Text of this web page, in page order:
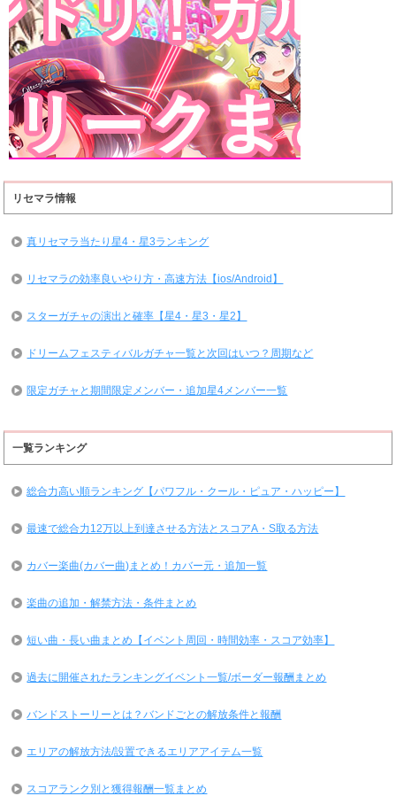
リセマラ情報
真リセマラ当たり星4・星3ランキング
リセマラの効率良いやり方・高速方法【ios/Android】
スターガチャの演出と確率【星4・星3・星2】
ドリームフェスティバルガチャ一覧と次回はいつ？周期など
限定ガチャと期間限定メンバー・追加星4メンバー一覧
一覧ランキング
総合力高い順ランキング【パワフル・クール・ピュア・ハッピー】
最速で総合力12万以上到達させる方法とスコアA・S取る方法
カバー楽曲(カバー曲)まとめ！カバー元・追加一覧
楽曲の追加・解禁方法・条件まとめ
短い曲・長い曲まとめ【イベント周回・時間効率・スコア効率】
過去に開催されたランキングイベント一覧/ボーダー報酬まとめ
バンドストーリーとは？バンドごとの解放条件と報酬
エリアの解放方法/設置できるエリアアイテム一覧
スコアランク別と獲得報酬一覧まとめ